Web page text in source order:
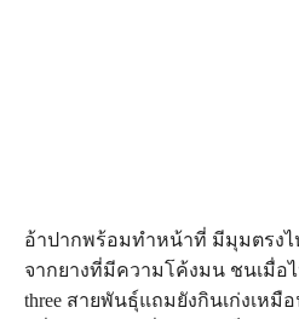
อ้าปากพร้อมทำหน้าที่ มีมุมตรง
จากยางที่มีความโค้งมน ชนเมื่อ
three สายพันธุ์แถมยังกินเก่งเห